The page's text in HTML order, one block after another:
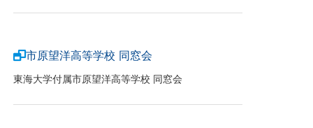
市原望洋高等学校 同窓会
東海大学付属市原望洋高等学校 同窓会